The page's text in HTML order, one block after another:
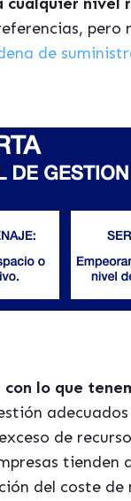
de
lo que
de
tienden
del coste